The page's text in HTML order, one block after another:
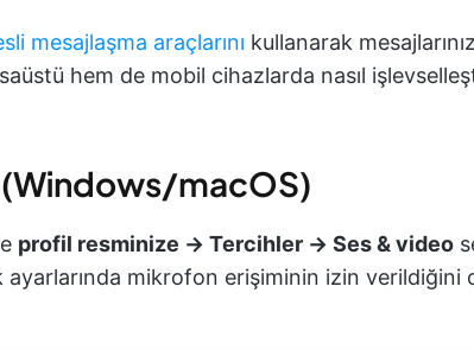
mesajlaşma araçlarını kullanarak
hem de mobil cihazlarda nasıl
macOS)
profil resminize → Tercihler → Ses & video
ayarlarında mikrofon erişiminin izin verildiğini